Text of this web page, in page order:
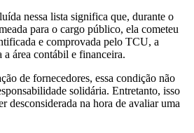
nessa lista significa que, durante o
para o cargo público, ela cometeu
e comprovada pelo TCU, a
a área contábil e financeira.
de fornecedores, essa condição não
solidária. Entretanto, isso
desconsiderada na hora de avaliar uma